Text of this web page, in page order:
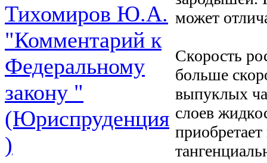
Тихомиров Ю.А.
"Комментарий к
Федеральному
закону "
(Юриспруденция
)
может
Скорость
больше
выпуклых
слоев